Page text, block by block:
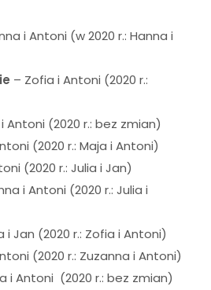
i Antoni (w 2020 r.: Hanna i
– Zofia i Antoni (2020 r.:
Antoni (2020 r.: bez zmian)
(2020 r.: Maja i Antoni)
(2020 r.: Julia i Jan)
i Antoni (2020 r.: Julia i
i Jan (2020 r.: Zofia i Antoni)
(2020 r.: Zuzanna i Antoni)
i Antoni (2020 r.: bez zmian)